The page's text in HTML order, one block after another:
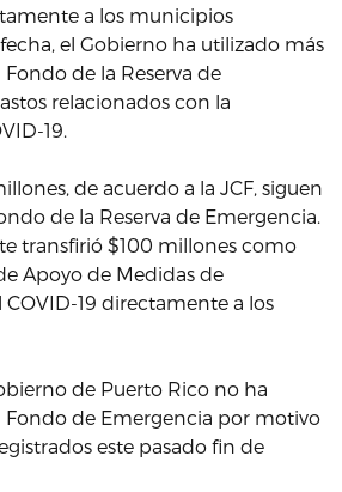
a los municipios
el Gobierno ha utilizado más
de la Reserva de
relacionados con la
19.
de acuerdo a la JCF, siguen
de la Reserva de Emergencia.
transfirió $100 millones como
Apoyo de Medidas de
19 directamente a los
de Puerto Rico no ha
Fondo de Emergencia por motivo
este pasado fin de